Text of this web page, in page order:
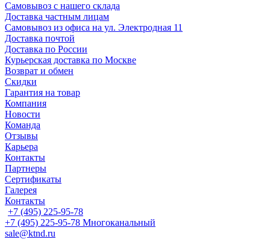
Самовывоз с нашего склада
Доставка частным лицам
Самовывоз из офиса на ул. Электродная 11
Доставка почтой
Доставка по России
Курьерская доставка по Москве
Возврат и обмен
Скидки
Гарантия на товар
Компания
Новости
Команда
Отзывы
Карьера
Контакты
Партнеры
Сертификаты
Галерея
Контакты
+7 (495) 225-95-78
+7 (495) 225-95-78 Многоканальный
sale@ktnd.ru